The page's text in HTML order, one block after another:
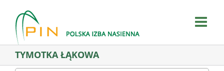
content
TYMOTKA ŁĄKOWA